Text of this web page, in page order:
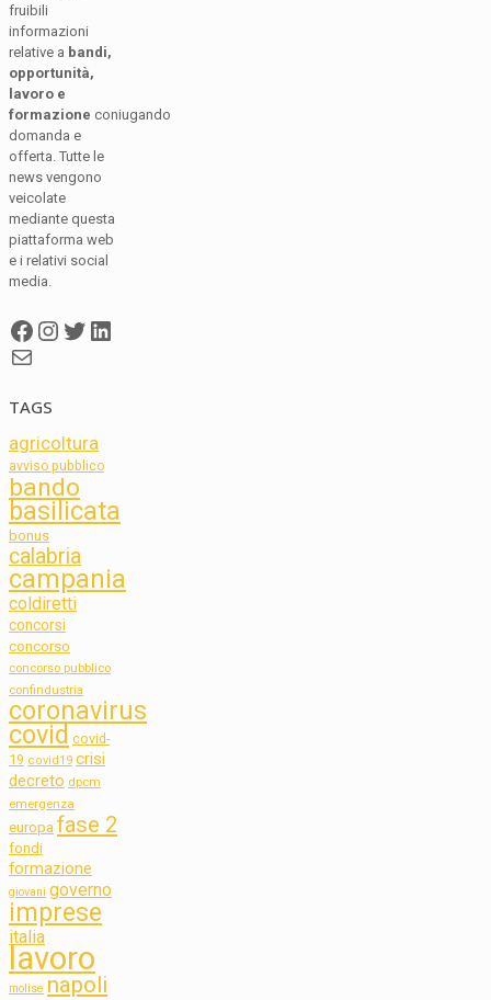
fruibili
informazioni
relative a bandi,
opportunità,
lavoro e
formazione coniugando
domanda e
offerta. Tutte le
news vengono
veicolate
mediante questa
piattaforma web
e i relativi social
media.
Facebook
Instagram
Twitter
LinkedIn
Mail
TAGS
agricoltura
avviso pubblico
bando
basilicata
bonus
calabria
campania
coldiretti
concorsi
concorso
concorso pubblico
confindustria
coronavirus
covid covid-
19 covid19 crisi
decreto dpcm
emergenza
europa fase 2
fondi
formazione
giovani governo
imprese
italia
lavoro
molise napoli